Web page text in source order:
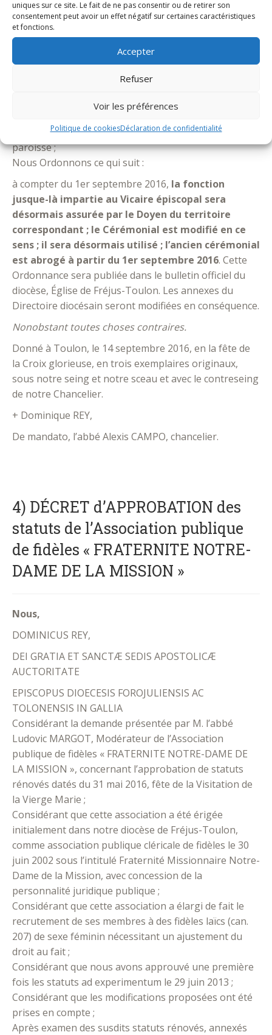
uniques sur ce site. Le fait de ne pas consentir ou de retirer son
consentement peut avoir un effet négatif sur certaines caractéristiques
et fonctions.
Accepter
Refuser
Voir les préférences
Politique de cookiesDéclaration de confidentialité
(gouvernement du diocèse) B (organisation
territoriale) 3 (les doyens) ;
Considérant le Directoire diocésain en son Titre IV – C
– C concernant le Cérémonial d’installation des Curés ;
forain) avec les fonctions et l’office qu’il remplit (can.
d’installation du Curé ou de l’Administrateur d’une
paroisse ;
Nous Ordonnons ce qui suit :
à compter du 1er septembre 2016, la fonction
jusque-là impartie au Vicaire épiscopal sera
désormais assurée par le Doyen du territoire
correspondant ; le Cérémonial est modifié en ce
sens ; il sera désormais utilisé ; l’ancien cérémonial
est abrogé à partir du 1er septembre 2016. Cette
Ordonnance sera publiée dans le bulletin officiel du
diocèse, Église de Fréjus-Toulon. Les annexes du
Directoire diocésain seront modifiées en conséquence.
Nonobstant toutes choses contraires.
Donné à Toulon, le 14 septembre 2016, en la fête de
la Croix glorieuse, en trois exemplaires originaux,
sous notre seing et notre sceau et avec le contreseing
de notre Chancelier.
+ Dominique REY,
De mandato, l’abbé Alexis CAMPO, chancelier.
4) DÉCRET d’APPROBATION des
statuts de l’Association publique
de fidèles « FRATERNITE NOTRE-
DAME DE LA MISSION »
Nous,
DOMINICUS REY,
DEI GRATIA ET SANCTÆ SEDIS APOSTOLICÆ
AUCTORITATE
EPISCOPUS DIOECESIS FOROJULIENSIS AC
TOLONENSIS IN GALLIA
Considérant la demande présentée par M. l’abbé
Ludovic MARGOT, Modérateur de l’Association
publique de fidèles « FRATERNITE NOTRE-DAME DE
LA MISSION », concernant l’approbation de statuts
rénovés datés du 31 mai 2016, fête de la Visitation de
la Vierge Marie ;
Considérant que cette association a été érigée
initialement dans notre diocèse de Fréjus-Toulon,
comme association publique cléricale de fidèles le 30
juin 2002 sous l’intitulé Fraternité Missionnaire Notre-
Dame de la Mission, avec concession de la
personnalité juridique publique ;
Considérant que cette association a élargi de fait le
recrutement de ses membres à des fidèles laïcs (can.
207) de sexe féminin nécessitant un ajustement du
droit au fait ;
Considérant que nous avons approuvé une première
fois les statuts ad experimentum le 29 juin 2013 ;
Considérant que les modifications proposées ont été
prises en compte ;
Après examen des susdits statuts rénovés, annexés